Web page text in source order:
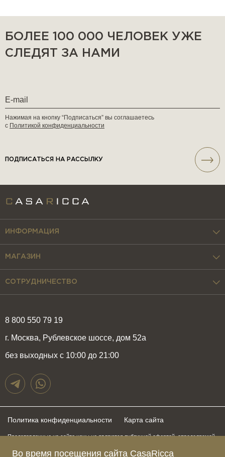
Во время посещения сайта CasaRicca
БОЛЕЕ 100 000 ЧЕЛОВЕК УЖЕ
СЛЕДЯТ ЗА НАМИ
Нажимая на кнопку “Подписаться” вы соглашаетесь
с Политикой конфиденциальности
ПОДПИСАТЬСЯ НА РАССЫЛКУ
8 800 550 79 19
г. Москва, Рублевское шоссе, дом 52а
без выходных с 10:00 до 21:00
ИНФОРМАЦИЯ
МАГАЗИН
СОТРУДНИЧЕСТВО
Политика конфиденциальности Карта сайта
Представленные на сайте цены не являются публичной офертой, определяемой
быть изменены в любое время без предупреждения. Для получения актуальной и